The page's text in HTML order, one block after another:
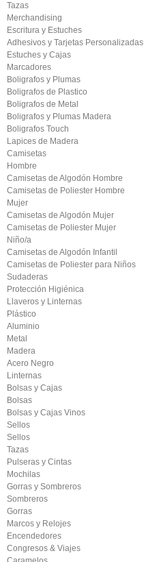
Tazas
Merchandising
Escritura y Estuches
Adhesivos y Tarjetas Personalizadas
Estuches y Cajas
Marcadores
Boligrafos y Plumas
Boligrafos de Plastico
Boligrafos de Metal
Boligrafos y Plumas Madera
Boligrafos Touch
Lapices de Madera
Camisetas
Hombre
Camisetas de Algodón Hombre
Camisetas de Poliester Hombre
Mujer
Camisetas de Algodón Mujer
Camisetas de Poliester Mujer
Niño/a
Camisetas de Algodón Infantil
Camisetas de Poliester para Niños
Sudaderas
Protección Higiénica
Llaveros y Linternas
Plástico
Aluminio
Metal
Madera
Acero Negro
Linternas
Bolsas y Cajas
Bolsas
Bolsas y Cajas Vinos
Sellos
Sellos
Tazas
Pulseras y Cintas
Mochilas
Gorras y Sombreros
Sombreros
Gorras
Marcos y Relojes
Encendedores
Congresos & Viajes